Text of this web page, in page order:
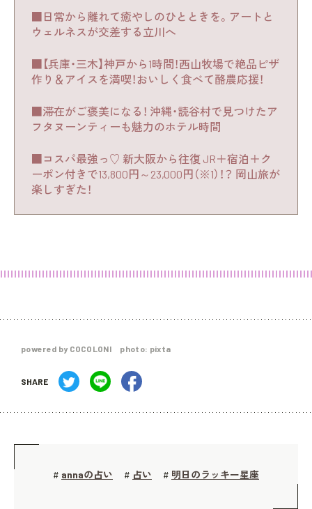
■日常から離れて癒やしのひとときを。アートと
ウェルネスが交差する立川へ
■【兵庫・三木】神戸から1時間！西山牧場で絶品ピザ
作り＆アイスを満喫！おいしく食べて酪農応援！
■滞在がご褒美になる！ 沖縄・読谷村で見つけたア
フタヌーンティーも魅力のホテル時間
■コスパ最強っ♡ 新大阪から往復 JR＋宿泊＋ク
ーポン付きで13,800円～23,000円（※1）！？ 岡山旅が
楽しすぎた！
powered by COCOLONI photo: pixta
SHARE
# annaの占い # 占い # 明日のラッキー星座